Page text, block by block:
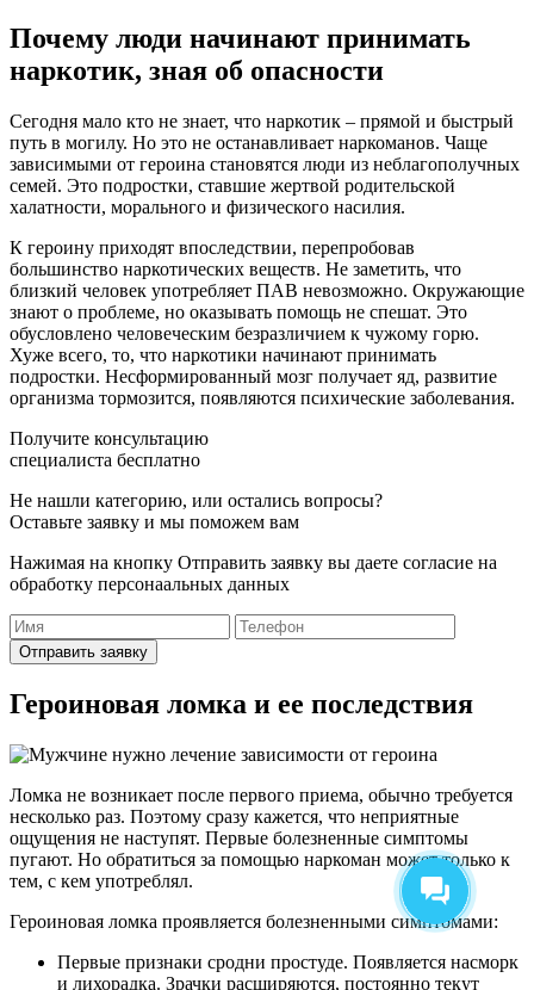
Почему люди начинают принимать
наркотик, зная об опасности
Сегодня мало кто не знает, что наркотик – прямой и быстрый
путь в могилу. Но это не останавливает наркоманов. Чаще
зависимыми от героина становятся люди из неблагополучных
семей. Это подростки, ставшие жертвой родительской
халатности, морального и физического насилия.
К героину приходят впоследствии, перепробовав
большинство наркотических веществ. Не заметить, что
близкий человек употребляет ПАВ невозможно. Окружающие
знают о проблеме, но оказывать помощь не спешат. Это
обусловлено человеческим безразличием к чужому горю.
Хуже всего, то, что наркотики начинают принимать
подростки. Несформированный мозг получает яд, развитие
организма тормозится, появляются психические заболевания.
Получите консультацию
специалиста бесплатно
Не нашли категорию, или остались вопросы?
Оставьте заявку и мы поможем вам
Нажимая на кнопку Отправить заявку вы даете согласие на
обработку персонаальных данных
Отправить заявку
Героиновая ломка и ее последствия
Ломка не возникает после первого приема, обычно требуется
несколько раз. Поэтому сразу кажется, что неприятные
ощущения не наступят. Первые болезненные симптомы
пугают. Но обратиться за помощью наркоман может только к
тем, с кем употреблял.
Героиновая ломка проявляется болезненными симптомами:
Первые признаки сродни простуде. Появляется насморк
и лихорадка. Зрачки расширяются, постоянно текут